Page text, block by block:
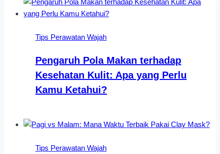
Tips Perawatan Wajah
Pengaruh Pola Makan terhadap
Kesehatan Kulit: Apa yang Perlu
Kamu Ketahui?
Tips Perawatan Wajah